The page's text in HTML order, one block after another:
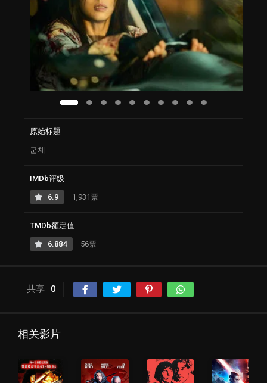
原始标题
군체
IMDb评级
6.9 1,931票
TMDb额定值
6.884 56票
共享 0
相关影片